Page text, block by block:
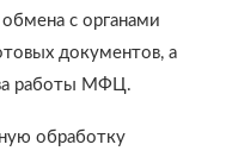
с органами
документов, а
работы МФЦ.
обработку